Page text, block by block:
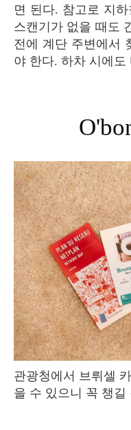
면 된다. 참고로 지
스캔기가 없을 때도
전에 계단 주변에서
야 한다. 하차 시에
관광청에서 브뤼셀 카드로 무료 지도와 팸플릿도 받
을 수 있으니 꼭 챙길